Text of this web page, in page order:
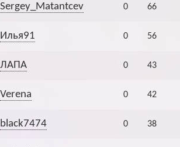
Sergey_Matantcev 0 66
Илья91 0 56
ЛАПА 0 43
Verena 0 42
black7474 0 38